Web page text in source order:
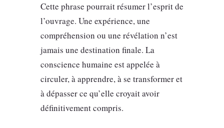
Cette phrase pourrait résumer l’esprit de
l’ouvrage. Une expérience, une
compréhension ou une révélation n’est
jamais une destination finale. La
conscience humaine est appelée à
circuler, à apprendre, à se transformer et
à dépasser ce qu’elle croyait avoir
définitivement compris.